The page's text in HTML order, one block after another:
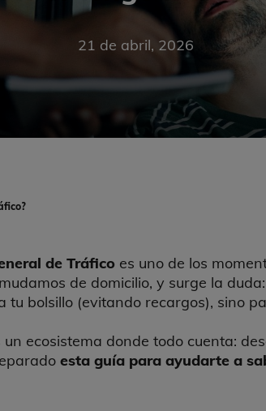
21 de abril, 2026
de Tráfico es uno de los
de domicilio, y surge la duda:
tu bolsillo (evitando recargos), sino
ecosistema donde todo cuenta:
esta guía para ayudarte a